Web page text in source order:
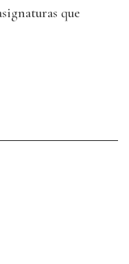
que